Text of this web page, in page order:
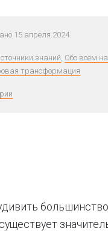
15 апреля 2024
знаний, Обо всём
трансформация